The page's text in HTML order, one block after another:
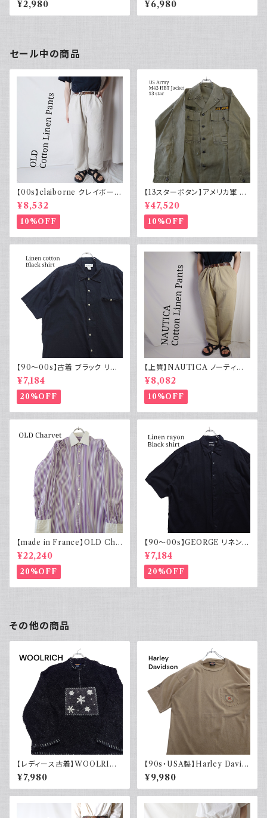
¥2,980
ィブ ノルディック カラフル ウー
ル 裏地フリース y2k ヒッピー
¥6,980
セール中の商品
【00s】claiborne クレイボーン
リネンコットンパンツ ツータック
¥8,532
10%OFF
【13スターボタン】アメリカ軍 M
43 HBT ジャケット パッチ 軍物
実物
¥47,520
10%OFF
【90～00s】古着 ブラック リネ
ンコットンシャツ 黒 ボックスシ
ルエット
¥7,184
20%OFF
【上質】NAUTICA ノーティカ
コットンリネンパンツ ツータック
¥8,082
10%OFF
【made in France】OLD Cha
rvet ストライプ 切り替え 紫
¥22,240
20%OFF
【90～00s】GEORGE リネンレ
ーヨンシャツ 黒 ボックスシルエ
ット XL
¥7,184
20%OFF
その他の商品
【レディース古着】WOOLRIC
H ウールリッチ ハーフジップ ボ
アフリース 雪
¥7,980
【90s・USA製】Harley David
son ハーレーダビッドソン ポケ
ット付き Tシャツ 古着 フェード
シングルステッチ ベージュ ヴィ
¥9,980